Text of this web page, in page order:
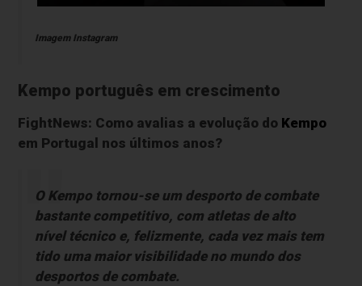
Imagem Instagram
Kempo português em crescimento
FightNews: Como avalias a evolução do Kempo
em Portugal nos últimos anos?
O Kempo tornou-se um desporto de combate
bastante competitivo, com atletas de alto
nível técnico e, felizmente, cada vez mais tem
tido uma maior visibilidade no mundo dos
desportos de combate.